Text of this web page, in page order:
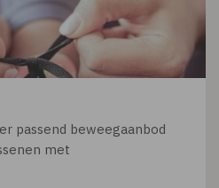
passend beweegaanbod
met